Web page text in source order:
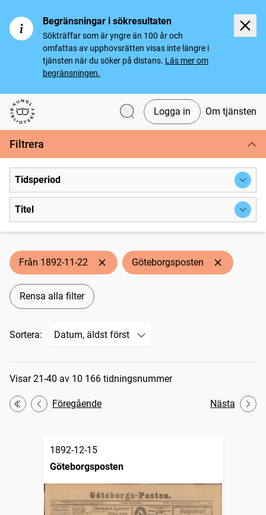
Begränsningar i sökresultaten
Sökträffar som är yngre än 100 år och
omfattas av upphovsrätten visas inte längre i
tjänsten när du söker på distans. Läs mer om
begränsningen.
Svenska tidningar
Logga in Om tjänsten
Filtrera
Tidsperiod
Titel
Från 1892-11-22 Göteborgsposten
Rensa alla filter
Sortera:
Sökresultat
Visar 21-40 av 10 166 tidningsnummer
Första
Föregående Nästa
1892-12-15
Göteborgsposten